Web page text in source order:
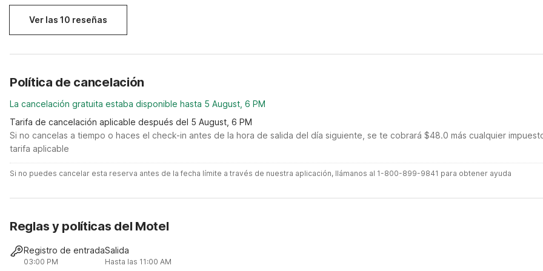
Ver las 10 reseñas
Política de cancelación
La cancelación gratuita estaba disponible hasta 5 August, 6 PM
Tarifa de cancelación aplicable después del 5 August, 6 PM
Si no cancelas a tiempo o haces el check-in antes de la hora de salida del día siguiente, se te cobrará $48.0 más cualquier
tarifa aplicable
Si no puedes cancelar esta reserva antes de la fecha límite a través de nuestra aplicación, llámanos al 1-800-899-9841 para obtener ayuda
Reglas y políticas del Motel
Registro de entrada
03:00 PM
Salida
Hasta las 11:00 AM